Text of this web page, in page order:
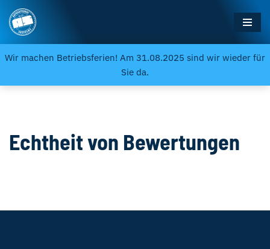
Wir machen Betriebsferien! Am 31.08.2025 sind wir wieder für
Sie da.
Zum
Inhalt
springen
Echtheit von Bewertungen